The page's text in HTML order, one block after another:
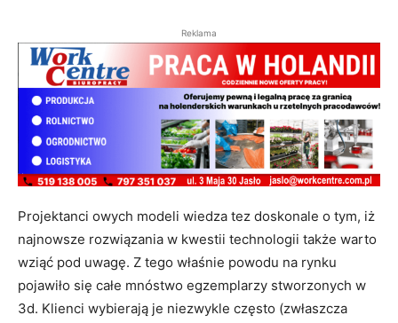
Reklama
Projektanci owych modeli wiedza tez doskonale o tym, iż
najnowsze rozwiązania w kwestii technologii także warto
wziąć pod uwagę. Z tego właśnie powodu na rynku
pojawiło się całe mnóstwo egzemplarzy stworzonych w
3d. Klienci wybierają je niezwykle często (zwłaszcza